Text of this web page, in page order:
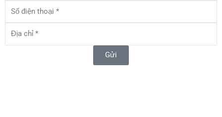
điện
chỉ
Gửi